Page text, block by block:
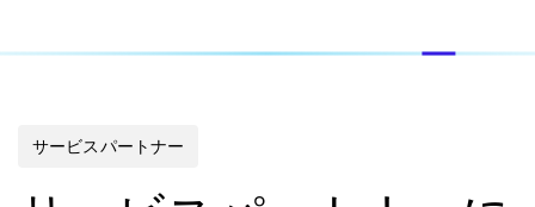
サービスパートナー